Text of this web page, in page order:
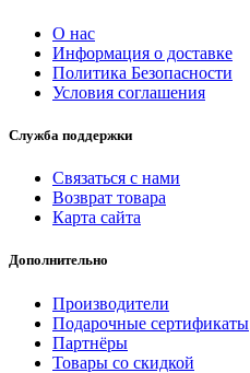
О нас
Информация о доставке
Политика Безопасности
Условия соглашения
Служба поддержки
Связаться с нами
Возврат товара
Карта сайта
Дополнительно
Производители
Подарочные сертификаты
Партнёры
Товары со скидкой